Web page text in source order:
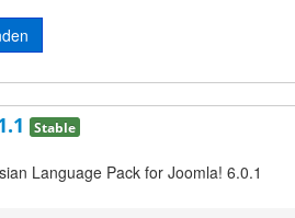
Stable
Language Pack for Joomla! 6.0.1